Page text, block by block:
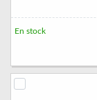
En stock